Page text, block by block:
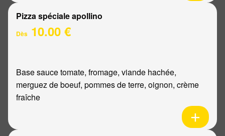
Pizza spéciale apollino
Dès 10.00 €
Base sauce tomate, fromage, viande hachée,
merguez de boeuf, pommes de terre, oignon, crème
fraîche